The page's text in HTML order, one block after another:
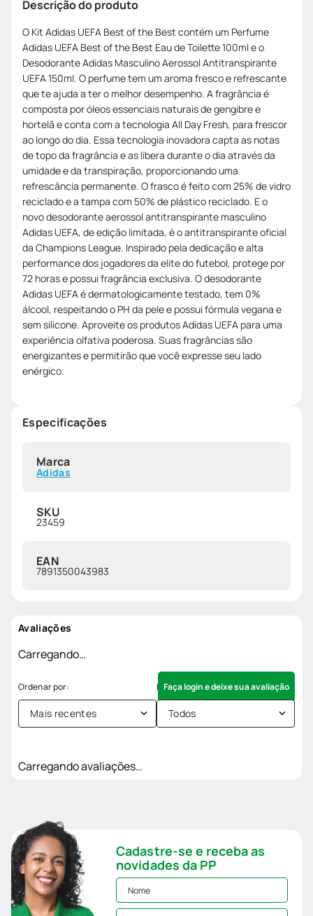
Descrição do produto
O Kit Adidas UEFA Best of the Best contém um Perfume
Adidas UEFA Best of the Best Eau de Toilette 100ml e o
Desodorante Adidas Masculino Aerossol Antitranspirante
UEFA 150ml. O perfume tem um aroma fresco e refrescante
que te ajuda a ter o melhor desempenho. A fragrância é
composta por óleos essenciais naturais de gengibre e
hortelã e conta com a tecnologia All Day Fresh, para frescor
ao longo do dia. Essa tecnologia inovadora capta as notas
de topo da fragrância e as libera durante o dia através da
umidade e da transpiração, proporcionando uma
refrescância permanente. O frasco é feito com 25% de vidro
reciclado e a tampa com 50% de plástico reciclado. E o
novo desodorante aerossol antitranspirante masculino
Adidas UEFA, de edição limitada, é o antitranspirante oficial
da Champions League. Inspirado pela dedicação e alta
performance dos jogadores da elite do futebol, protege por
72 horas e possui fragrância exclusiva. O desodorante
Adidas UEFA é dermatologicamente testado, tem 0%
álcool, respeitando o PH da pele e possui fórmula vegana e
sem silicone. Aproveite os produtos Adidas UEFA para uma
experiência olfativa poderosa. Suas fragrâncias são
energizantes e permitirão que você expresse seu lado
enérgico.
Especificações
Marca
Adidas
SKU
23459
EAN
7891350043983
Avaliações
Carregando…
Faça login e deixe sua avaliação
Mais recentes Todos
Carregando avaliações…
Cadastre-se e receba as
novidades da PP